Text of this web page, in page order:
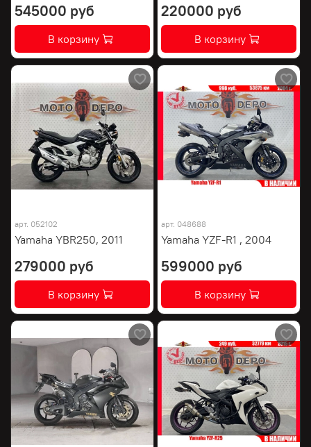
545000 руб
В корзину
220000 руб
В корзину
арт. 052102
Yamaha YBR250, 2011
279000 руб
В корзину
арт. 048688
Yamaha YZF-R1 , 2004
599000 руб
В корзину